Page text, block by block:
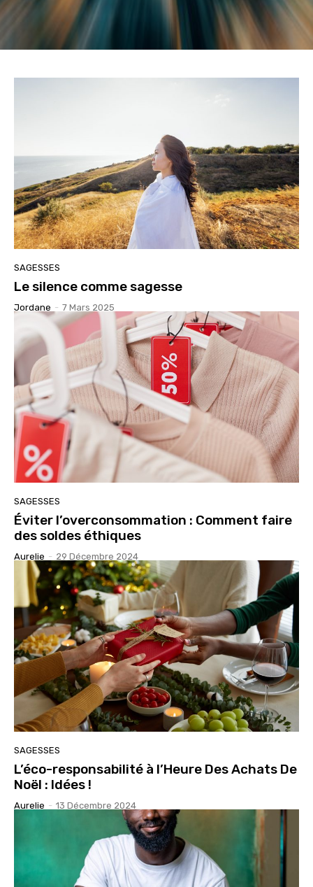
SAGESSES
Le silence comme sagesse
Jordane - 7 Mars 2025
SAGESSES
Éviter l’overconsommation : Comment faire
des soldes éthiques
Aurelie - 29 Décembre 2024
SAGESSES
L’éco-responsabilité à l’Heure Des Achats De
Noël : Idées !
Aurelie - 13 Décembre 2024